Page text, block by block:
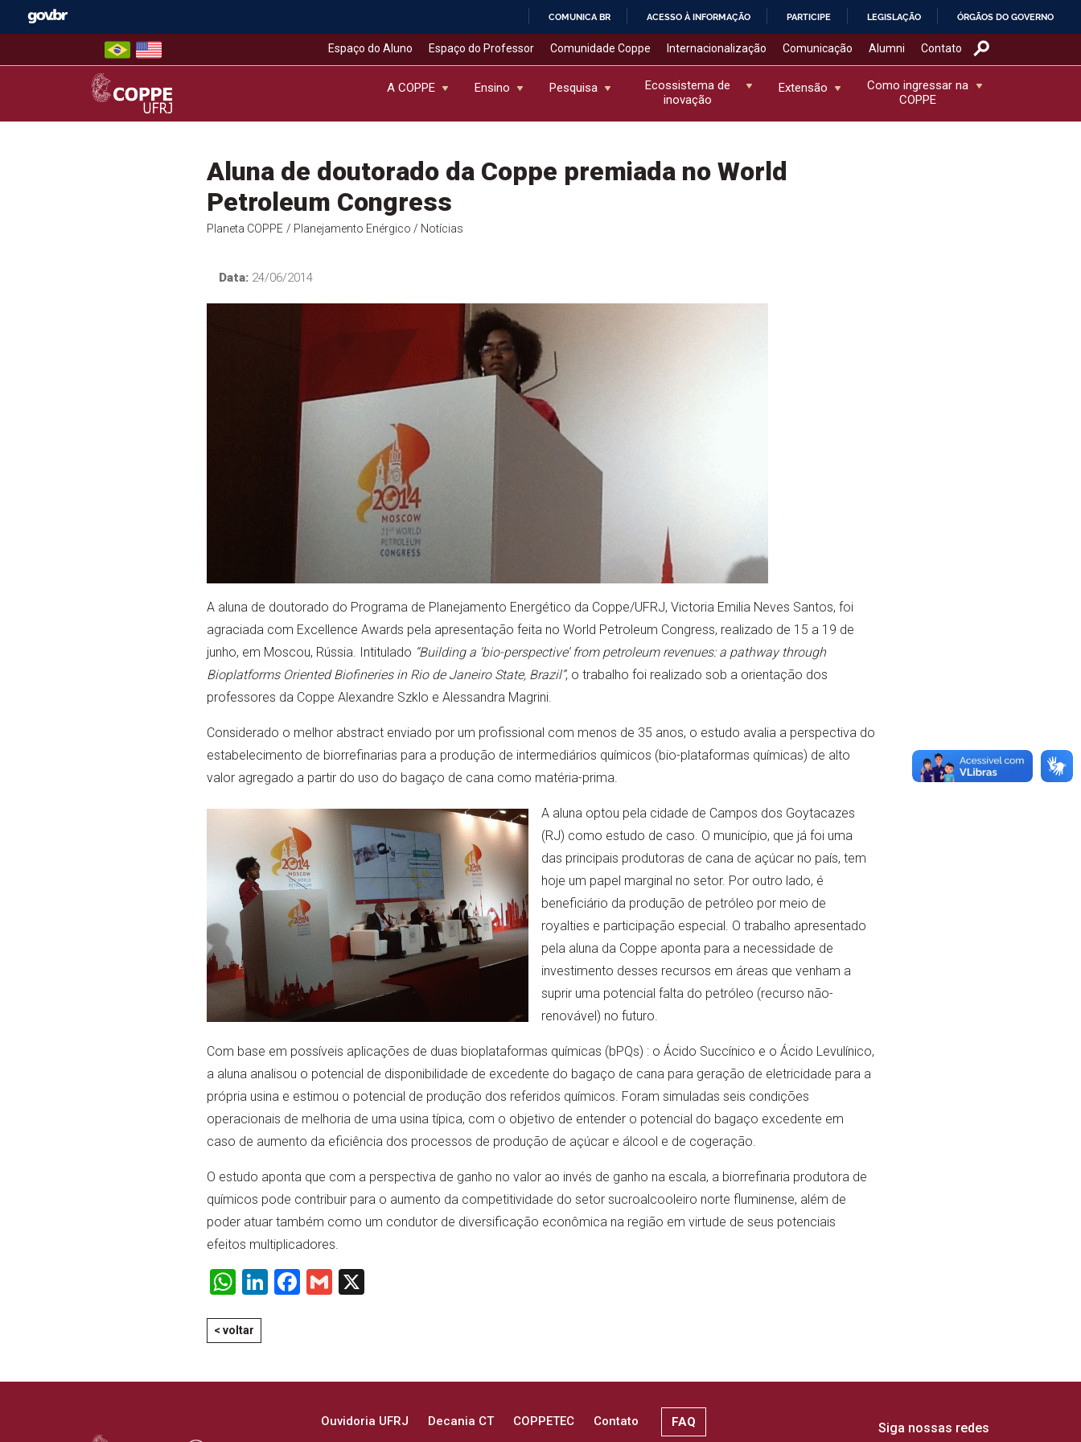
COMUNICA BR ACESSO À INFORMAÇÃO PARTICIPE LEGISLAÇÃO ÓRGÃOS DO GOVERNO
Espaço do Aluno Espaço do Professor Comunidade Coppe Internacionalização Comunicação Alumni Contato
COPPE – UFRJ
A COPPE Ensino Pesquisa
Ecossistema de
inovação
Extensão
Como ingressar na
COPPE
Aluna de doutorado da Coppe premiada no World
Petroleum Congress
Planeta COPPE / Planejamento Enérgico / Notícias
Data:24/06/2014
A aluna de doutorado do Programa de Planejamento Energético da Coppe/UFRJ, Victoria Emilia Neves Santos, foi
agraciada com Excellence Awards pela apresentação feita no World Petroleum Congress, realizado de 15 a 19 de
junho, em Moscou, Rússia. Intitulado “Building a ‘bio-perspective’ from petroleum revenues: a pathway through
Bioplatforms Oriented Biofineries in Rio de Janeiro State, Brazil”, o trabalho foi realizado sob a orientação dos
professores da Coppe Alexandre Szklo e Alessandra Magrini.
Considerado o melhor abstract enviado por um profissional com menos de 35 anos, o estudo avalia a perspectiva do
estabelecimento de biorrefinarias para a produção de intermediários químicos (bio-plataformas químicas) de alto
valor agregado a partir do uso do bagaço de cana como matéria-prima.
A aluna optou pela cidade de Campos dos Goytacazes
(RJ) como estudo de caso. O município, que já foi uma
das principais produtoras de cana de açúcar no país, tem
hoje um papel marginal no setor. Por outro lado, é
beneficiário da produção de petróleo por meio de
royalties e participação especial. O trabalho apresentado
pela aluna da Coppe aponta para a necessidade de
investimento desses recursos em áreas que venham a
suprir uma potencial falta do petróleo (recurso não-
renovável) no futuro.
Com base em possíveis aplicações de duas bioplataformas químicas (bPQs) : o Ácido Succínico e o Ácido Levulínico,
a aluna analisou o potencial de disponibilidade de excedente do bagaço de cana para geração de eletricidade para a
própria usina e estimou o potencial de produção dos referidos químicos. Foram simuladas seis condições
operacionais de melhoria de uma usina típica, com o objetivo de entender o potencial do bagaço excedente em
caso de aumento da eficiência dos processos de produção de açúcar e álcool e de cogeração.
O estudo aponta que com a perspectiva de ganho no valor ao invés de ganho na escala, a biorrefinaria produtora de
químicos pode contribuir para o aumento da competitividade do setor sucroalcooleiro norte fluminense, além de
poder atuar também como um condutor de diversificação econômica na região em virtude de seus potenciais
efeitos multiplicadores.
WhatsApp
LinkedIn
Facebook
Gmail
X
< voltar
Ouvidoria UFRJ Decania CT COPPETEC Contato FAQ Siga nossas redes